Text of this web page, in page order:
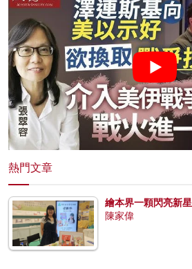
熱門文章
繪本界一顆閃亮新星
陳家偉